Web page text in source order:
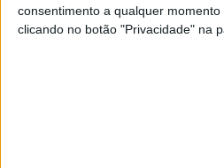
consentimento a qualquer
clicando no botão "Privacidade" na
Com este feito, Martín não só